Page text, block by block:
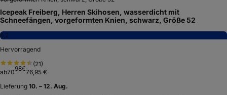
Icepeak Freiberg, Herren Skihosen, wasserdicht mit
Schneefängen, vorgeformten Knien, schwarz, Größe 52
8,2
Hervorragend
(21)
ab7098€76,95 €
Lieferung 10. – 12. Aug.